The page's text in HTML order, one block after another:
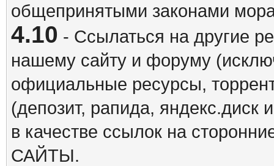
общепринятыми законами
4.10 - Ссылаться на другие
нашему сайту и форуму
официальные ресурсы,
(депозит, рапида, яндекс.диск
в качестве ссылок на
САЙТЫ.